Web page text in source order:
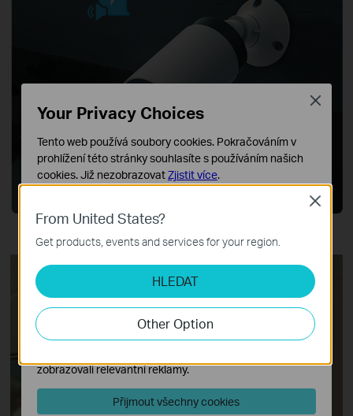
From United States?
Get products, events and services for your region.
HLEDAT
Other Option
Close
Your Privacy Choices
Tento web používá soubory cookies. Pokračováním v
prohlížení této stránky souhlasíte s používáním našich
cookies.Již nezobrazovatZjistit více.
Tyto cookies jsou nezbytné pro fungování webových
stránek a nelze je ve vašich systémech deaktivovat.
Analytické a marketingové cookies
Soubory cookie pro nám umožňují analyzovat vaše
aktivity na našich webových stránkách za účelem
zlepšení a přizpůsobení jejich funkčnosti.
Marketingové soubory cookie mohou prostřednictvím
zobrazovali relevantní reklamy.
Přijmout všechny cookies
Close